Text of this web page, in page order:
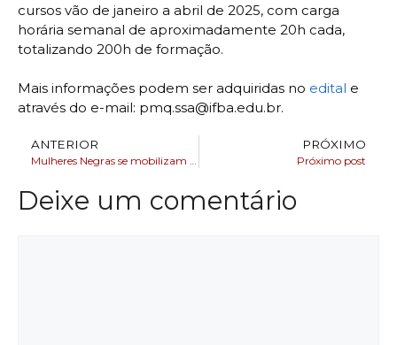
cursos vão de janeiro a abril de 2025, com carga
horária semanal de aproximadamente 20h cada,
totalizando 200h de formação.
Mais informações podem ser adquiridas no edital e
através do e-mail: pmq.ssa@ifba.edu.br.
ANTERIOR
Mulheres Negras se mobilizam para 2ª Marcha por Reparação e Bem Viver
PRÓXIMO
Próximo post
Deixe um comentário